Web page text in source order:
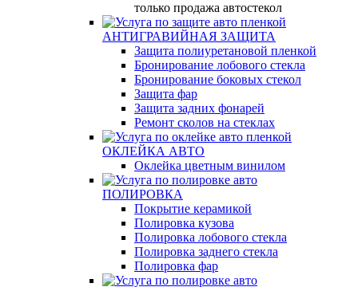
только продажа автостекол
АНТИГРАВИЙНАЯ ЗАЩИТА
Защита полиуретановой пленкой
Бронирование лобового стекла
Бронирование боковых стекол
Защита фар
Защита задних фонарей
Ремонт сколов на стеклах
ОКЛЕЙКА АВТО
Оклейка цветным винилом
ПОЛИРОВКА
Покрытие керамикой
Полировка кузова
Полировка лобового стекла
Полировка заднего стекла
Полировка фар